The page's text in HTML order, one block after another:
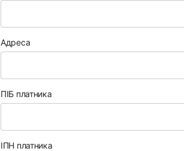
Адреса
ПІБ платника
ІПН платника